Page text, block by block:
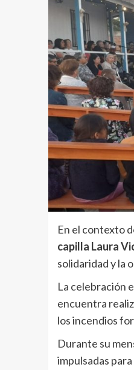
En el contexto
capilla Laura
solidaridad y la
La celebración
encuentra
los incendios
Durante su
impulsadas